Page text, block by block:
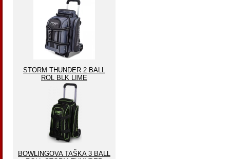
STORM THUNDER 2 BALL
ROL BLK LIME
BOWLINGOVA TAŠKA 3 BALL